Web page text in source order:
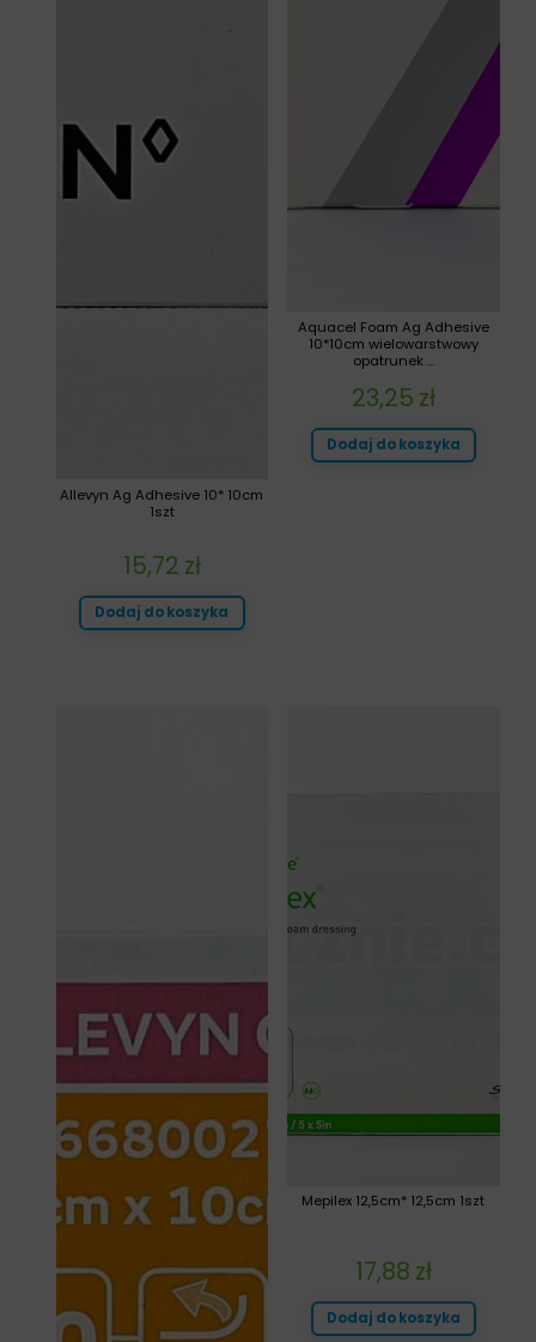
Aquacel Foam Ag Adhesive
10*10cm wielowarstwowy
opatrunek ...
23,25 zł
Dodaj do koszyka
Allevyn Ag Adhesive 10* 10cm
1szt
15,72 zł
Dodaj do koszyka
Mepilex 12,5cm* 12,5cm 1szt
17,88 zł
Dodaj do koszyka